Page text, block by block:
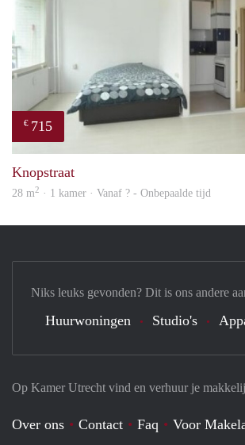
€ 715
Knopstraat
28 m2 · 1 kamer · Vanaf ? - Onbepaalde tijd
Op Kamer Utrecht vind en verhuur je
Over ons Contact Faq Voor
Niks leuks gevonden? Dit is ons andere
Huurwoningen Studio's